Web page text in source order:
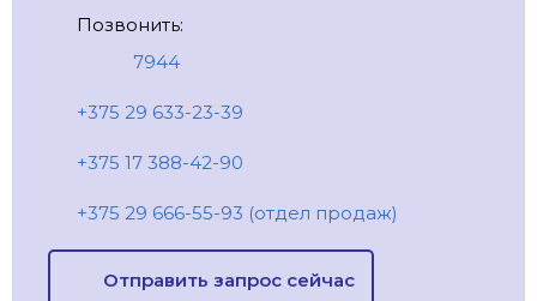
Позвонить:
7944
+375 29 633-23-39
+375 17 388-42-90
+375 29 666-55-93 (отдел продаж)
Отправить запрос сейчас